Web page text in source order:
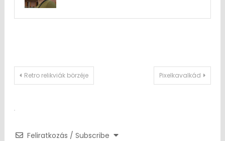
Post
Retro relikviák börzéje Pixelkavalkád
Feliratkozás / Subscribe